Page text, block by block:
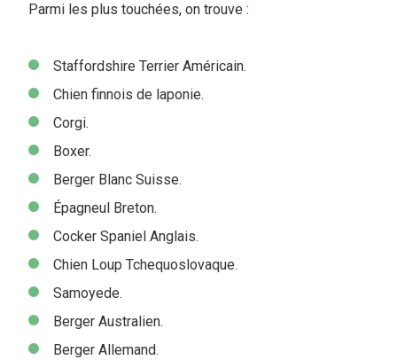
Parmi les plus touchées, on trouve :
Staffordshire Terrier Américain.
Chien finnois de laponie.
Corgi.
Boxer.
Berger Blanc Suisse.
Épagneul Breton.
Cocker Spaniel Anglais.
Chien Loup Tchequoslovaque.
Samoyede.
Berger Australien.
Berger Allemand.